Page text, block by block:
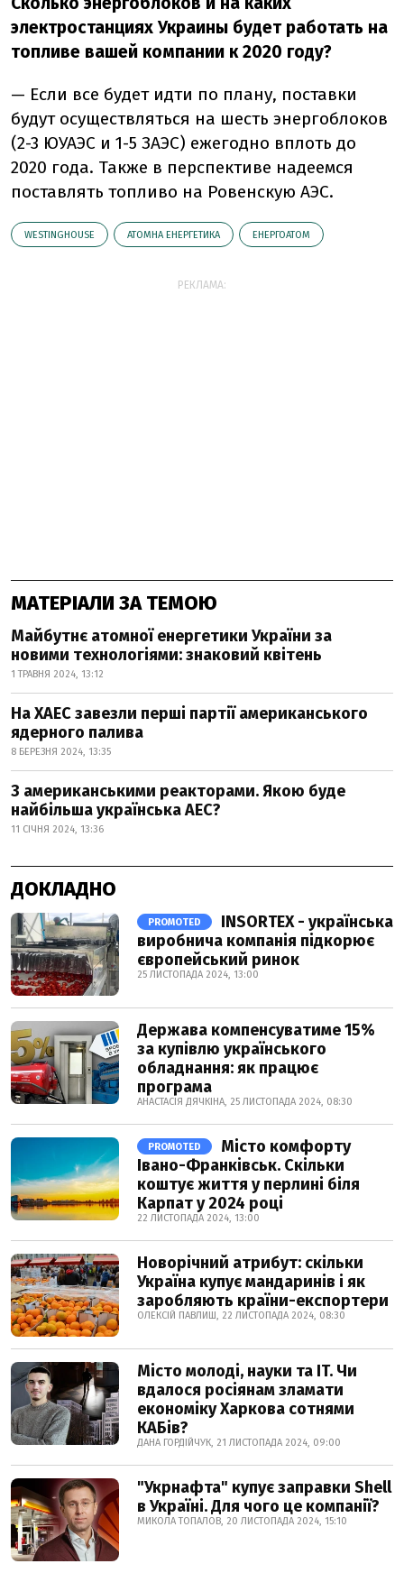
электростанциях Украины будет работать на
топливе вашей компании к 2020 году?
— Если все будет идти по плану, поставки
будут осуществляться на шесть энергоблоков
(2-3 ЮУАЭС и 1-5 ЗАЭС) ежегодно вплоть до
2020 года. Также в перспективе надеемся
поставлять топливо на Ровенскую АЭС.
WESTINGHOUSE АТОМНА ЕНЕРГЕТИКА ЕНЕРГОАТОМ
РЕКЛАМА:
МАТЕРІАЛИ ЗА ТЕМОЮ
Майбутнє атомної енергетики України за
новими технологіями: знаковий квітень
1 ТРАВНЯ 2024, 13:12
На ХАЕС завезли перші партії американського
ядерного палива
8 БЕРЕЗНЯ 2024, 13:35
З американськими реакторами. Якою буде
найбільша українська АЕС?
11 СІЧНЯ 2024, 13:36
ДОКЛАДНО
PROMOTED
INSORTEX - українська
виробнича компанія підкорює
європейський ринок
25 ЛИСТОПАДА 2024, 13:00
Держава компенсуватиме 15%
за купівлю українського
обладнання: як працює
програма
АНАСТАСІЯ ДЯЧКІНА, 25 ЛИСТОПАДА 2024, 08:30
PROMOTED
Місто комфорту
Івано-Франківськ. Скільки
коштує життя у перлині біля
Карпат у 2024 році
22 ЛИСТОПАДА 2024, 13:00
Новорічний атрибут: скільки
Україна купує мандаринів і як
заробляють країни-експортери
ОЛЕКСІЙ ПАВЛИШ, 22 ЛИСТОПАДА 2024, 08:30
Місто молоді, науки та IT. Чи
вдалося росіянам зламати
економіку Харкова сотнями
КАБів?
ДАНА ГОРДІЙЧУК, 21 ЛИСТОПАДА 2024, 09:00
"Укрнафта" купує заправки Shell
в Україні. Для чого це компанії?
МИКОЛА ТОПАЛОВ, 20 ЛИСТОПАДА 2024, 15:10